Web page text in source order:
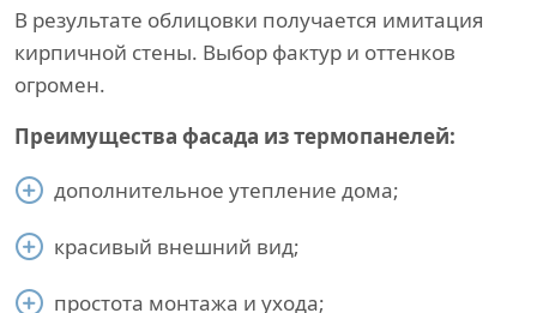
В результате облицовки получается имитация
кирпичной стены. Выбор фактур и оттенков
огромен.
Преимущества фасада из термопанелей:
дополнительное утепление дома;
красивый внешний вид;
простота монтажа и ухода;